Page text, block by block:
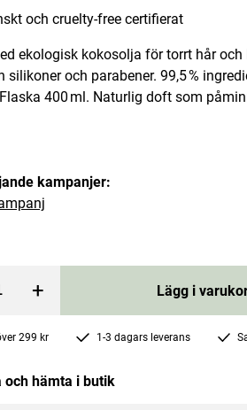
Lägg i
och cruelty-free certifierat
ekologisk kokosolja för torrt hår och
silikoner och parabener. 99,5 %
400 ml. Naturlig doft som
kampanjer:
+ Lägg i
299 kr 1-3 dagars leverans
och hämta i butik